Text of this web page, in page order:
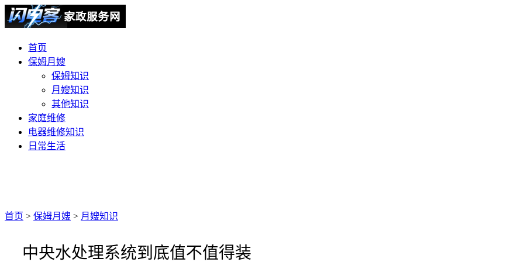
首页
保姆月嫂
保姆知识
月嫂知识
其他知识
家庭维修
电器维修知识
日常生活
首页 > 保姆月嫂 > 月嫂知识
中央水处理系统到底值不值得装